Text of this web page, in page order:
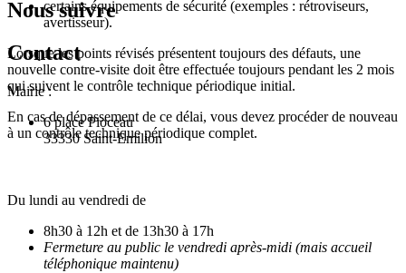
certains équipements de sécurité (exemples : rétroviseurs,
avertisseur).
Lorsque les points révisés présentent toujours des défauts, une
nouvelle contre-visite doit être effectuée toujours pendant les 2 mois
qui suivent le contrôle technique périodique initial.
En cas de dépassement de ce délai, vous devez procéder de nouveau
à un contrôle technique périodique complet.
Nous suivre
Contact
Mairie :
6 place Pioceau
33330 Saint-Emilion
Du lundi au vendredi de
8h30 à 12h et de 13h30 à 17h
Fermeture au public le vendredi après-midi (mais accueil
téléphonique maintenu)